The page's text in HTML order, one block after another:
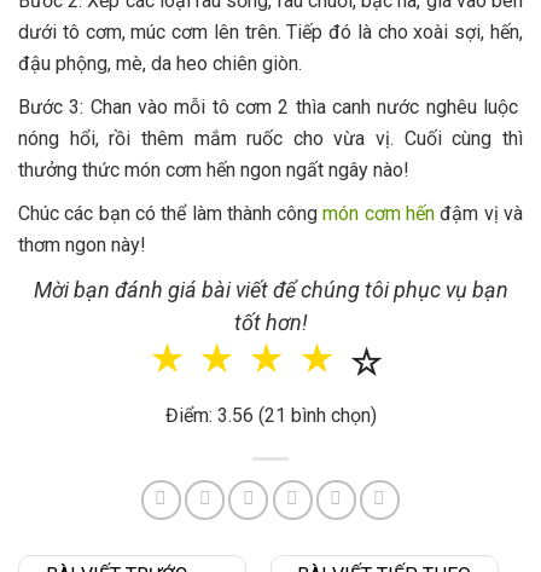
dưới tô cơm, múc cơm lên trên. Tiếp đó là cho xoài sợi, hến,
đậu phộng, mè, da heo chiên giòn.
Bước 3: Chan vào mỗi tô cơm 2 thìa canh nước nghêu luộc
nóng hổi, rồi thêm mắm ruốc cho vừa vị. Cuối cùng thì
thưởng thức món cơm hến ngon ngất ngây nào!
Chúc các bạn có thể làm thành côngmón cơm hến đậm vị và
thơm ngon này!
Mời bạn đánh giá bài viết để chúng tôi phục vụ bạn
tốt hơn!
☆
☆
☆
☆
☆
Điểm: 3.56 (21 bình chọn)